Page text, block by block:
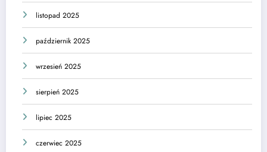
listopad 2025
październik 2025
wrzesień 2025
sierpień 2025
lipiec 2025
czerwiec 2025